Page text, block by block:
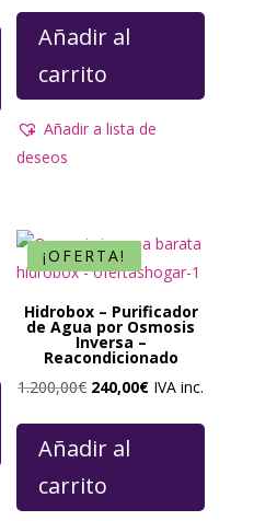
original
2.900,00€.
Añadir al
carrito
Añadir a lista de
deseos
¡OFERTA!
Hidrobox – Purificador
de Agua por Osmosis
Inversa –
Reacondicionado
1.200,00€ El
original
1.200,00€.
240,00€ElIVA inc.
Añadir al
carrito